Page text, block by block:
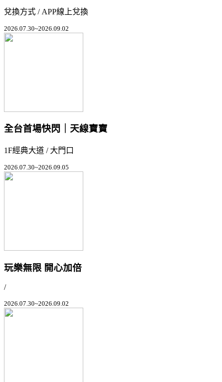
兌換方式 / APP線上兌換
2026.07.30~2026.09.02
全台首場快閃｜天線寶寶
1F經典大道 / 大門口
2026.07.30~2026.09.05
玩樂無限 開心加倍
/
2026.07.30~2026.09.02